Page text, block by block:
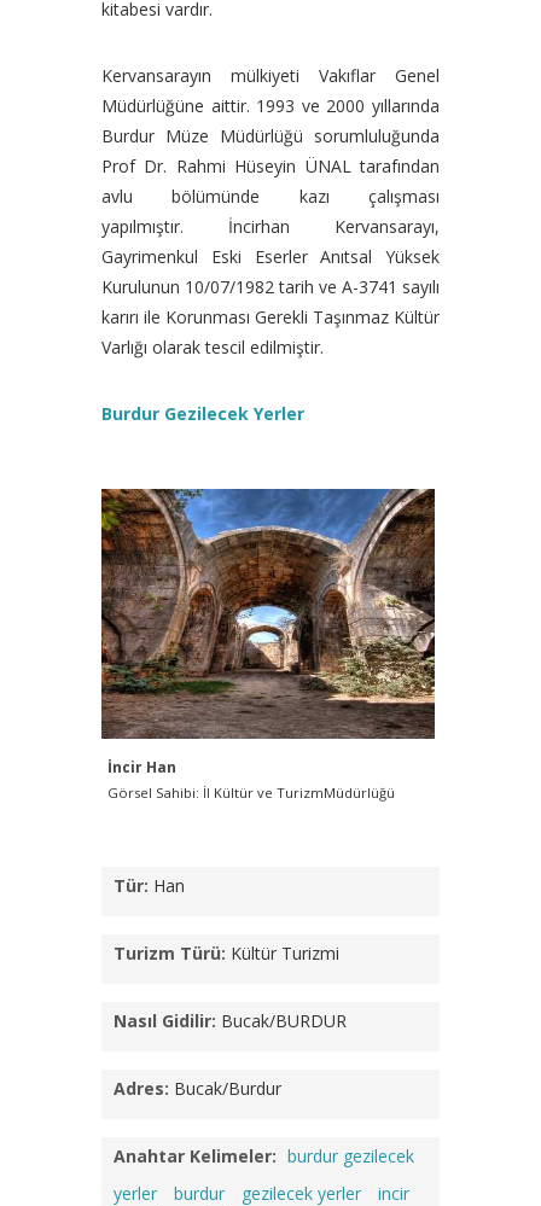
kitabesi vardır.
Kervansarayın mülkiyeti Vakıflar Genel
Müdürlüğüne aittir. 1993 ve 2000 yıllarında
Burdur Müze Müdürlüğü sorumluluğunda
Prof Dr. Rahmi Hüseyin ÜNAL tarafından
avlu bölümünde kazı çalışması
yapılmıştır. İncirhan Kervansarayı,
Gayrimenkul Eski Eserler Anıtsal Yüksek
Kurulunun 10/07/1982 tarih ve A-3741 sayılı
karırı ile Korunması Gerekli Taşınmaz Kültür
Varlığı olarak tescil edilmiştir.
Burdur Gezilecek Yerler
İncir Han
Görsel Sahibi: İl Kültür ve TurizmMüdürlüğü
Tür: Han
Turizm Türü: Kültür Turizmi
Nasıl Gidilir: Bucak/BURDUR
Adres: Bucak/Burdur
Anahtar Kelimeler: burdur gezilecek
yerler
burdur gezilecek yerler
incir